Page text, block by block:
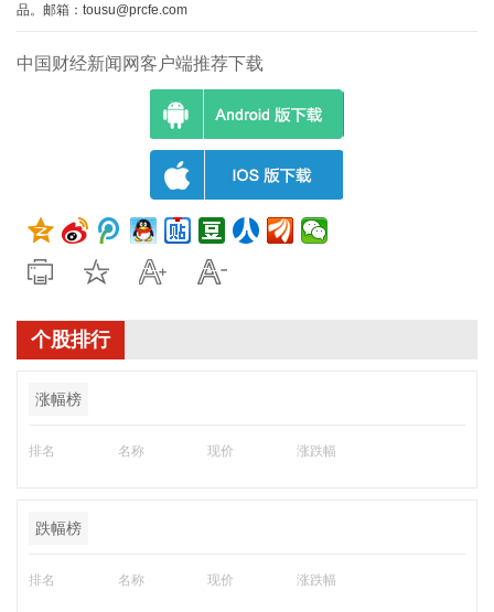
品。邮箱：tousu@prcfe.com
中国财经新闻网客户端推荐下载
个股排行
涨幅榜
排名 名称 现价 涨跌幅
跌幅榜
排名 名称 现价 涨跌幅